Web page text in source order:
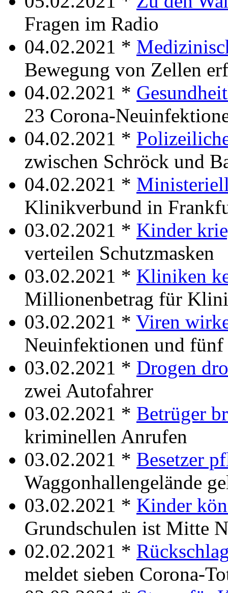
Fragen im Radio
04.02.2021 *
Bewegung von Zellen
04.02.2021 *
23 Corona-
04.02.2021 *
zwischen Schröck und
04.02.2021 *
Klinikverbund in
03.02.2021 * Kinder
verteilen Schutzmasken
03.02.2021 * Kliniken
Millionenbetrag für
03.02.2021 * Viren
Neuinfektionen und fünf
03.02.2021 * Drogen
zwei Autofahrer
03.02.2021 * Betrüger
kriminellen Anrufen
03.02.2021 * Besetzer
Waggonhallengelände
03.02.2021 * Kinder
Grundschulen ist Mitte
02.02.2021 *
meldet sieben Corona-